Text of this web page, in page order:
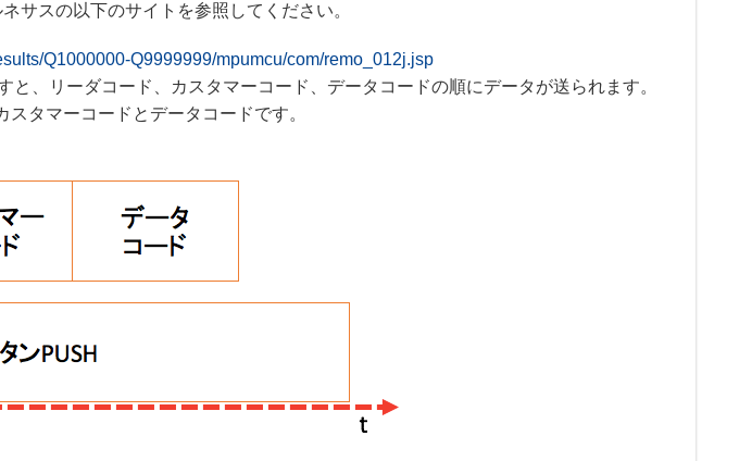
サスの以下のサイトを参照してください。
Q1000000-Q9999999/mpumcu/com/remo_012j.jsp
と、リーダコード、カスタマーコード、データコードの順にデータが送られます。
タマーコードとデータコードです。